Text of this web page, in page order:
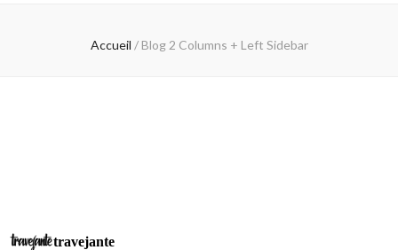
Accueil / Blog 2 Columns + Left Sidebar
travejante